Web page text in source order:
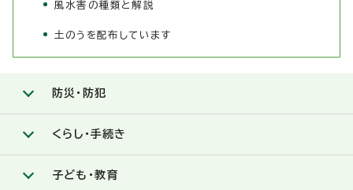
風水害の種類と解説
土のうを配布しています
防災・防犯
くらし・手続き
子ども・教育